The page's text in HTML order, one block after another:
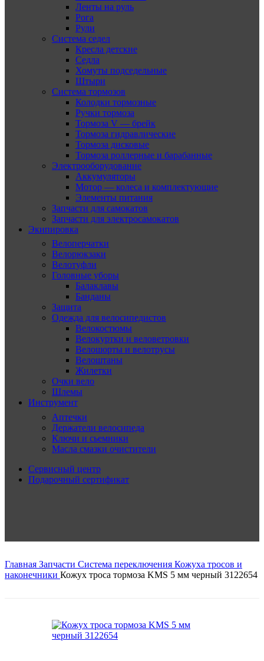
Ленты на руль
Рога
Рули
Система седел
Кресла детские
Седла
Хомуты подседельные
Штыри
Система тормозов
Колодки тормозные
Ручки тормоза
Тормоза V — брейк
Тормоза гидравлические
Тормоза дисковые
Тормоза роллерные и барабанные
Электрооборудование
Аккумуляторы
Мотор — колеса и комплектующие
Элементы питания
Запчасти для самокатов
Запчасти для электросамокатов
Экипировка
Велоперчатки
Велорюкзаки
Велотуфли
Головные уборы
Балаклавы
Банданы
Защита
Одежда для велосипедистов
Велокостюмы
Велокуртки и веловетровки
Велошорты и велотрусы
Велоштаны
Жилетки
Очки вело
Шлемы
Инструмент
Аптечки
Держатели велосипеда
Ключи и сьемники
Масла смазки очистители
Сервисный центр
Подарочный сертификат
Главная Запчасти Система переключения Кожуха тросов и
наконечники Кожух троса тормоза KMS 5 мм черный 3122654